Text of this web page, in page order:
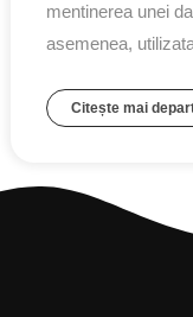
mentinerea unei
asemenea,
Citește mai